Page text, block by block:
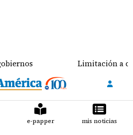
Limitación a
e-papper mis noticias